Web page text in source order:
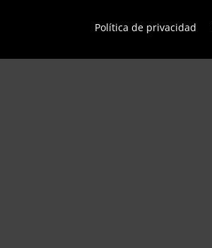
Política de privacidad